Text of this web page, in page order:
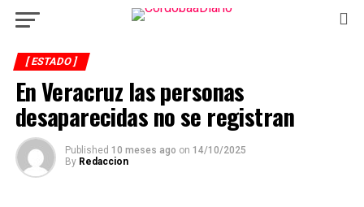
[ ESTADO ]
En Veracruz las personas
desaparecidas no se registran
Published 10 meses ago on 14/10/2025
By Redaccion